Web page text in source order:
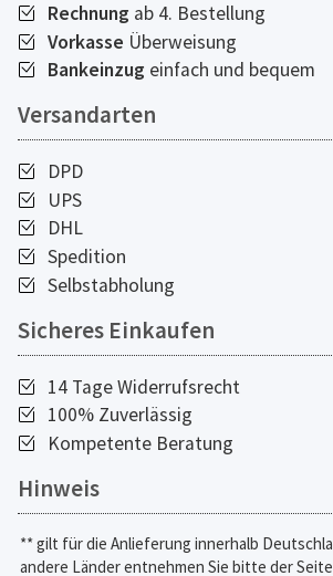
Rechnung ab 4. Bestellung
Vorkasse Überweisung
Bankeinzug einfach und bequem
Versandarten
DPD
UPS
DHL
Spedition
Selbstabholung
Sicheres Einkaufen
14 Tage Widerrufsrecht
100% Zuverlässig
Kompetente Beratung
Hinweis
** gilt für die Anlieferung innerhalb
andere Länder entnehmen Sie bitte der Seite